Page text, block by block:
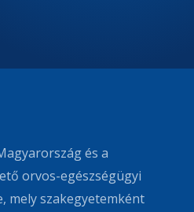
és a
orvos-egészségügyi
mely szakegyetemként